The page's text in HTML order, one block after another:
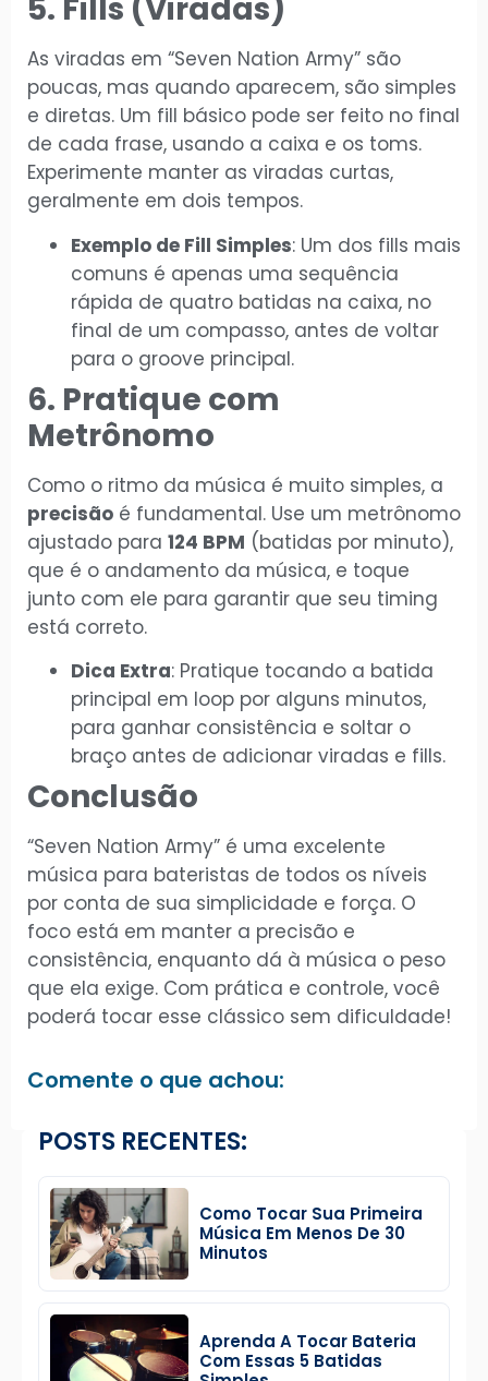
5. Fills (Viradas)
As viradas em “Seven Nation Army” são
poucas, mas quando aparecem, são simples
e diretas. Um fill básico pode ser feito no final
de cada frase, usando a caixa e os toms.
Experimente manter as viradas curtas,
geralmente em dois tempos.
Exemplo de Fill Simples: Um dos fills mais
comuns é apenas uma sequência
rápida de quatro batidas na caixa, no
final de um compasso, antes de voltar
para o groove principal.
6. Pratique com
Metrônomo
Como o ritmo da música é muito simples, a
precisão é fundamental. Use um metrônomo
ajustado para 124 BPM (batidas por minuto),
que é o andamento da música, e toque
junto com ele para garantir que seu timing
está correto.
Dica Extra: Pratique tocando a batida
principal em loop por alguns minutos,
para ganhar consistência e soltar o
braço antes de adicionar viradas e fills.
Conclusão
“Seven Nation Army” é uma excelente
música para bateristas de todos os níveis
por conta de sua simplicidade e força. O
foco está em manter a precisão e
consistência, enquanto dá à música o peso
que ela exige. Com prática e controle, você
poderá tocar esse clássico sem dificuldade!
Comente o que achou:
POSTS RECENTES:
Como Tocar Sua Primeira
Música Em Menos De 30
Minutos
Aprenda A Tocar Bateria
Com Essas 5 Batidas